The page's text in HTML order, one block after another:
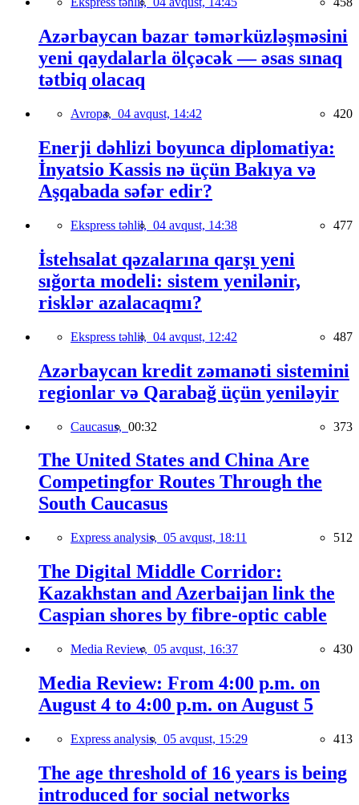
Azərbaycan bazar təmərküzləşməsini
yeni qaydalarla ölçəcək — əsas sınaq
tətbiq olacaq
Avropa, 04 avqust, 14:42 420
Enerji dəhlizi boyunca diplomatiya:
İnyatsio Kassis nə üçün Bakıya və
Aşqabada səfər edir?
Ekspress təhlil, 04 avqust, 14:38 477
İstehsalat qəzalarına qarşı yeni
sığorta modeli: sistem yenilənir,
risklər azalacaqmı?
Ekspress təhlil, 04 avqust, 12:42 487
Azərbaycan kredit zəmanəti sistemini
regionlar və Qarabağ üçün yeniləyir
Caucasus, 00:32 373
The United States and China Are
Competingfor Routes Through the
South Caucasus
Express analysis, 05 avqust, 18:11 512
The Digital Middle Corridor:
Kazakhstan and Azerbaijan link the
Caspian shores by fibre-optic cable
Media Review, 05 avqust, 16:37 430
Media Review: From 4:00 p.m. on
August 4 to 4:00 p.m. on August 5
Express analysis, 05 avqust, 15:29 413
The age threshold of 16 years is being
introduced for social networks